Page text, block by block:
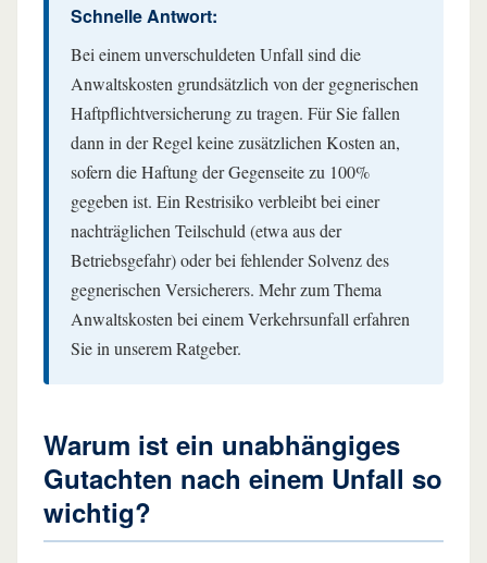
Schnelle Antwort:
Bei einem unverschuldeten Unfall sind die
Anwaltskosten grundsätzlich von der gegnerischen
Haftpflichtversicherung zu tragen. Für Sie fallen
dann in der Regel keine zusätzlichen Kosten an,
sofern die Haftung der Gegenseite zu 100%
gegeben ist. Ein Restrisiko verbleibt bei einer
nachträglichen Teilschuld (etwa aus der
Betriebsgefahr) oder bei fehlender Solvenz des
gegnerischen Versicherers. Mehr zum Thema
Anwaltskosten bei einem Verkehrsunfall erfahren
Sie in unserem Ratgeber.
Warum ist ein unabhängiges
Gutachten nach einem Unfall so
wichtig?